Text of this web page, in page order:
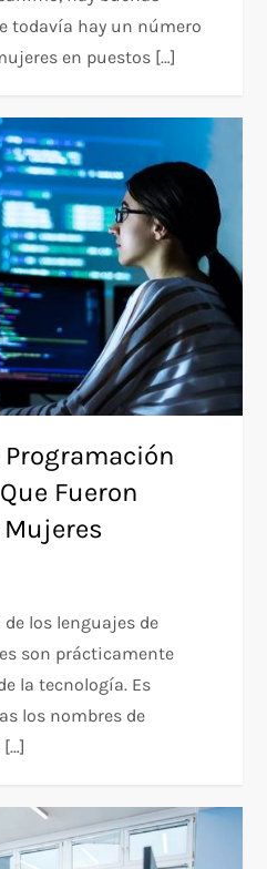
todavía hay un número
en puestos […]
Fueron
los lenguajes de
son prácticamente
la tecnología. Es
los nombres de